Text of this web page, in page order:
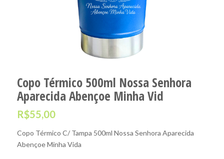
Copo Térmico 500ml Nossa Senhora
Aparecida Abençoe Minha Vid
R$55,00
Copo Térmico C/ Tampa 500ml Nossa Senhora Aparecida
Abençoe Minha Vida